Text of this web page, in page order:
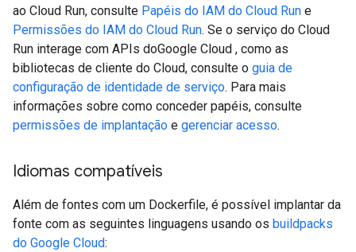
ao Cloud Run, consulte Papéis do IAM do Cloud Run e
Permissões do IAM do Cloud Run. Se o serviço do Cloud
Run interage com APIs doGoogle Cloud , como as
bibliotecas de cliente do Cloud, consulte o guia de
configuração de identidade de serviço. Para mais
informações sobre como conceder papéis, consulte
permissões de implantação e gerenciar acesso.
Idiomas compatíveis
Além de fontes com um Dockerfile, é possível implantar da
fonte com as seguintes linguagens usando os buildpacks
do Google Cloud: